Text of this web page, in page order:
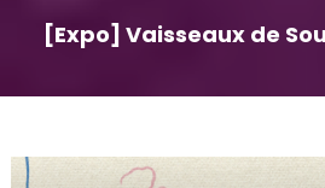
[Expo] Vaisseaux de